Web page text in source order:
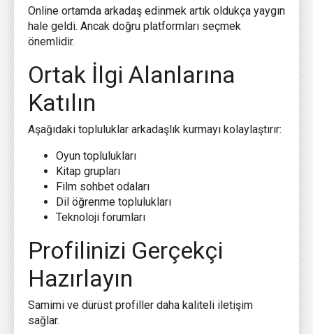
Online ortamda arkadaş edinmek artık oldukça yaygın
hale geldi. Ancak doğru platformları seçmek
önemlidir.
Ortak İlgi Alanlarına
Katılın
Aşağıdaki topluluklar arkadaşlık kurmayı kolaylaştırır:
Oyun toplulukları
Kitap grupları
Film sohbet odaları
Dil öğrenme toplulukları
Teknoloji forumları
Profilinizi Gerçekçi
Hazırlayın
Samimi ve dürüst profiller daha kaliteli iletişim
sağlar.